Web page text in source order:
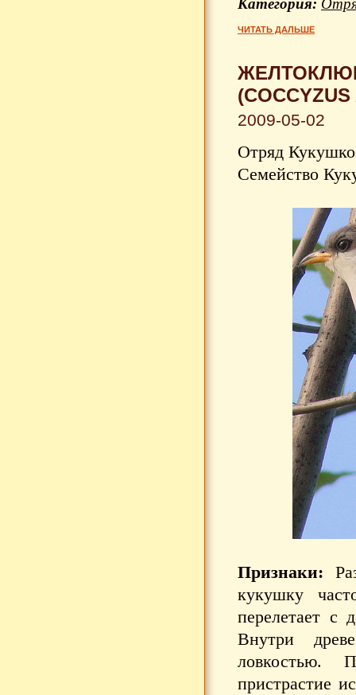
Категория:
ЧИТАТЬ ДАЛЬШЕ
2009-05-02
Отряд
Семейство
Признаки:
кукушку
перелетает с
Внутри
ловкостью.
пристрастие